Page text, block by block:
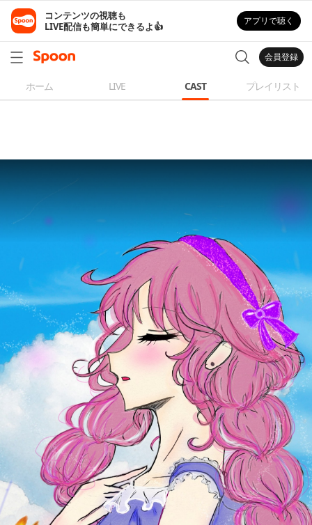
コンテンツの視聴も
LIVE配信も簡単にできるよ👍
アプリで聴く
会員登録
ホーム LIVE CAST プレイリスト